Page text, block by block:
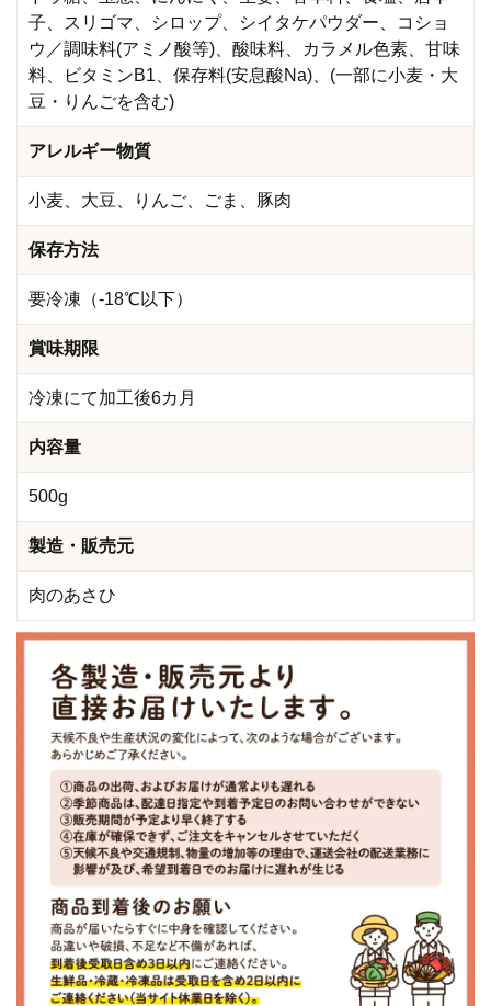
子、スリゴマ、シロップ、シイタケパウダー、コショ
ウ／調味料(アミノ酸等)、酸味料、カラメル色素、甘味
料、ビタミンB1、保存料(安息酸Na)、(一部に小麦・大
豆・りんごを含む)
アレルギー物質
小麦、大豆、りんご、ごま、豚肉
保存方法
要冷凍（-18℃以下）
賞味期限
冷凍にて加工後6カ月
内容量
500g
製造・販売元
肉のあさひ